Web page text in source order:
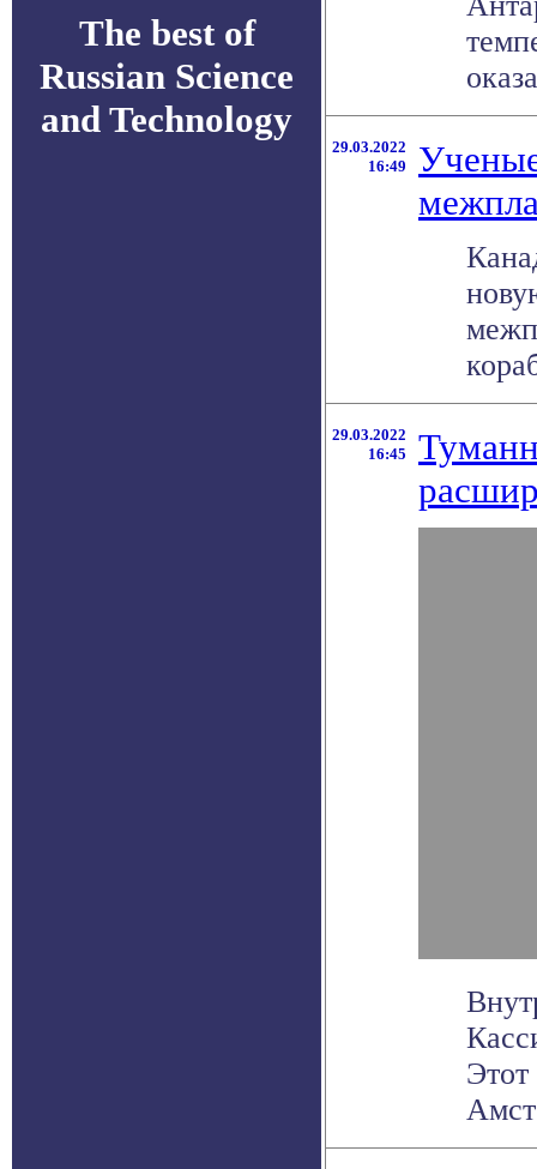
The best of
Russian Science
and Technology
29.03.2022
16:49
29.03.2022
16:45
Этот